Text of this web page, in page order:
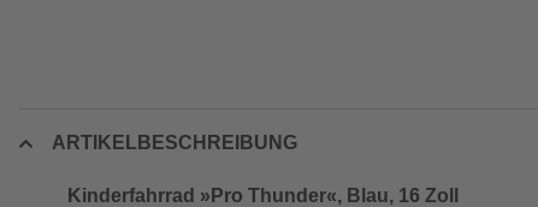
ARTIKELBESCHREIBUNG
Kinderfahrrad »Pro Thunder«, Blau, 16 Zoll